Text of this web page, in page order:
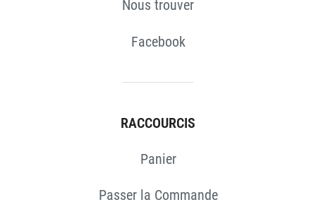
Nous trouver
Facebook
RACCOURCIS
Panier
Passer la Commande